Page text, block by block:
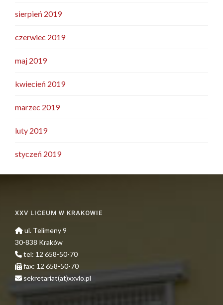
sierpień 2019
czerwiec 2019
maj 2019
kwiecień 2019
marzec 2019
luty 2019
styczeń 2019
XXV LICEUM W KRAKOWIE
ul. Telimeny 9
30-838 Kraków
tel: 12 658-50-70
fax: 12 658-50-70
sekretariat(at)xxvlo.pl